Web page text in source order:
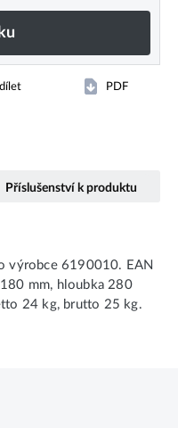
PDF
Příslušenství k produktu
výrobce 6190010. EAN
mm, hloubka 280
24 kg, brutto 25 kg.